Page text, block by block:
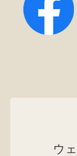
ウ